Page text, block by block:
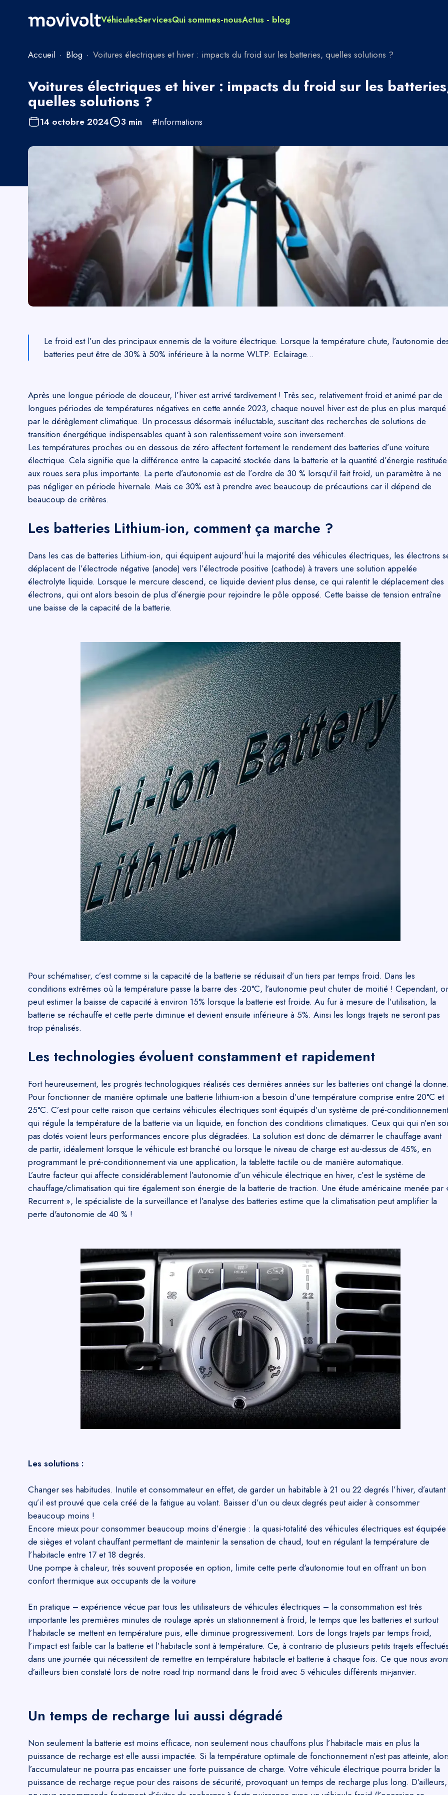
VéhiculesServicesQui sommes-nousActus - blog
Accueil · Blog · Voitures électriques et hiver : impacts du froid sur les batteries, quelles solutions ?
Voitures électriques et hiver : impacts du froid sur les
quelles solutions ?
14 octobre 2024 3 min #Informations
Le froid est l’un des principaux ennemis de la voiture électrique. Lorsque la température chute, l’autonomie
batteries peut être de 30% à 50% inférieure à la norme WLTP. Eclairage...
Après une longue période de douceur, l’hiver est arrivé tardivement ! Très sec, relativement froid et animé par de
longues périodes de températures négatives en cette année 2023, chaque nouvel hiver est de plus en plus marqué
par le dérèglement climatique. Un processus désormais inéluctable, suscitant des recherches de solutions de
transition énergétique indispensables quant à son ralentissement voire son inversement.
Les températures proches ou en dessous de zéro affectent fortement le rendement des batteries d’une voiture
électrique. Cela signifie que la différence entre la capacité stockée dans la batterie et la quantité d’énergie restituée
aux roues sera plus importante. La perte d’autonomie est de l’ordre de 30 % lorsqu'il fait froid, un paramètre à ne
pas négliger en période hivernale. Mais ce 30% est à prendre avec beaucoup de précautions car il dépend de
beaucoup de critères.
Les batteries Lithium-ion, comment ça marche ?
Dans les cas de batteries Lithium-ion, qui équipent aujourd’hui la majorité des véhicules électriques, les électrons
déplacent de l’électrode négative (anode) vers l’électrode positive (cathode) à travers une solution appelée
électrolyte liquide. Lorsque le mercure descend, ce liquide devient plus dense, ce qui ralentit le déplacement des
électrons, qui ont alors besoin de plus d’énergie pour rejoindre le pôle opposé. Cette baisse de tension entraîne
une baisse de la capacité de la batterie.
Pour schématiser, c’est comme si la capacité de la batterie se réduisait d’un tiers par temps froid. Dans les
conditions extrêmes où la température passe la barre des -20°C, l’autonomie peut chuter de moitié ! Cependant,
peut estimer la baisse de capacité à environ 15% lorsque la batterie est froide. Au fur à mesure de l’utilisation, la
batterie se réchauffe et cette perte diminue et devient ensuite inférieure à 5%. Ainsi les longs trajets ne seront pas
trop pénalisés.
Les technologies évoluent constamment et rapidement
Fort heureusement, les progrès technologiques réalisés ces dernières années sur les batteries ont changé la donne.
Pour fonctionner de manière optimale une batterie lithium-ion a besoin d’une température comprise entre 20°C et
25°C. C’est pour cette raison que certains véhicules électriques sont équipés d’un système de pré-conditionnement
qui régule la température de la batterie via un liquide, en fonction des conditions climatiques. Ceux qui qui n’en
pas dotés voient leurs performances encore plus dégradées. La solution est donc de démarrer le chauffage avant
de partir, idéalement lorsque le véhicule est branché ou lorsque le niveau de charge est au-dessus de 45%, en
programmant le pré-conditionnement via une application, la tablette tactile ou de manière automatique.
L’autre facteur qui affecte considérablement l’autonomie d’un véhicule électrique en hiver, c’est le système de
chauffage/climatisation qui tire également son énergie de la batterie de traction. Une étude américaine menée par
Recurrent », le spécialiste de la surveillance et l’analyse des batteries estime que la climatisation peut amplifier la
perte d'autonomie de 40 % !
Les solutions :
Changer ses habitudes. Inutile et consommateur en effet, de garder un habitable à 21 ou 22 degrés l’hiver, d’autant
qu’il est prouvé que cela créé de la fatigue au volant. Baisser d’un ou deux degrés peut aider à consommer
beaucoup moins !
Encore mieux pour consommer beaucoup moins d’énergie : la quasi-totalité des véhicules électriques est équipée
de sièges et volant chauffant permettant de maintenir la sensation de chaud, tout en régulant la température de
l’habitacle entre 17 et 18 degrés.
Une pompe à chaleur, très souvent proposée en option, limite cette perte d'autonomie tout en offrant un bon
confort thermique aux occupants de la voiture
En pratique – expérience vécue par tous les utilisateurs de véhicules électriques – la consommation est très
importante les premières minutes de roulage après un stationnement à froid, le temps que les batteries et surtout
l’habitacle se mettent en température puis, elle diminue progressivement. Lors de longs trajets par temps froid,
l’impact est faible car la batterie et l’habitacle sont à température. Ce, à contrario de plusieurs petits trajets
dans une journée qui nécessitent de remettre en température habitacle et batterie à chaque fois. Ce que nous
d’ailleurs bien constaté lors de notre road trip normand dans le froid avec 5 véhicules différents mi-janvier.
Un temps de recharge lui aussi dégradé
Non seulement la batterie est moins efficace, non seulement nous chauffons plus l’habitacle mais en plus la
puissance de recharge est elle aussi impactée. Si la température optimale de fonctionnement n’est pas atteinte,
l’accumulateur ne pourra pas encaisser une forte puissance de charge. Votre véhicule électrique pourra brider la
puissance de recharge reçue pour des raisons de sécurité, provoquant un temps de recharge plus long. D’ailleurs,